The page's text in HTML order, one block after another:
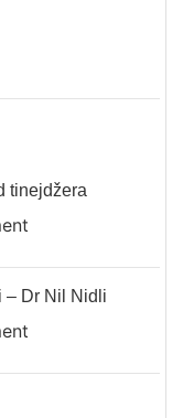
tinejdžera
– Dr Nil Nidli